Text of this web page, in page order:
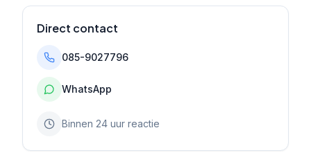
Direct contact
085-9027796
WhatsApp
Binnen 24 uur reactie